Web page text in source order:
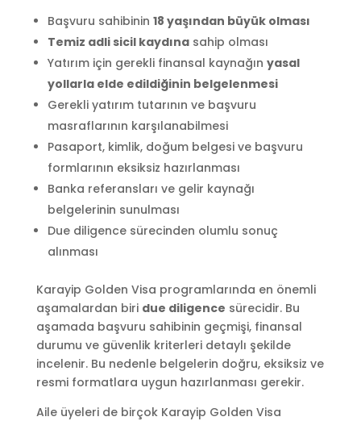
Başvuru sahibinin 18 yaşından büyük olması
Temiz adli sicil kaydınasahip olması
Yatırım için gerekli finansal kaynağın yasal
yollarla elde edildiğinin belgelenmesi
Gerekli yatırım tutarının ve başvuru
masraflarının karşılanabilmesi
Pasaport, kimlik, doğum belgesi ve başvuru
formlarının eksiksiz hazırlanması
Banka referansları ve gelir kaynağı
belgelerinin sunulması
Due diligence sürecinden olumlu sonuç
alınması
Karayip Golden Visa programlarında en önemli
aşamalardan biri due diligence sürecidir. Bu
aşamada başvuru sahibinin geçmişi, finansal
durumu ve güvenlik kriterleri detaylı şekilde
incelenir. Bu nedenle belgelerin doğru, eksiksiz ve
resmi formatlara uygun hazırlanması gerekir.
Aile üyeleri de birçok Karayip Golden Visa